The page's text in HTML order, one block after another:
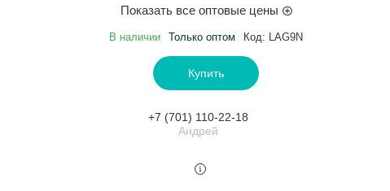
Показать все оптовые цены
В наличии Только оптом Код: LAG9N
Купить
+7 (701) 110-22-18
Андрей